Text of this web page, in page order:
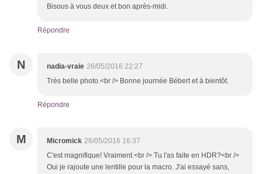
Bisous à vous deux et bon après-midi.
Répondre
N nadia-vraie 26/05/2016 22:27
Très belle photo.<br /> Bonne journée Bébert et à bientôt.
Répondre
M Micromick 26/05/2016 16:37
C'est magnifique! Vraiment.<br /> Tu l'as faite en HDR?<br />
Oui je rajoute une lentille pour la macro. J'ai essayé sans,